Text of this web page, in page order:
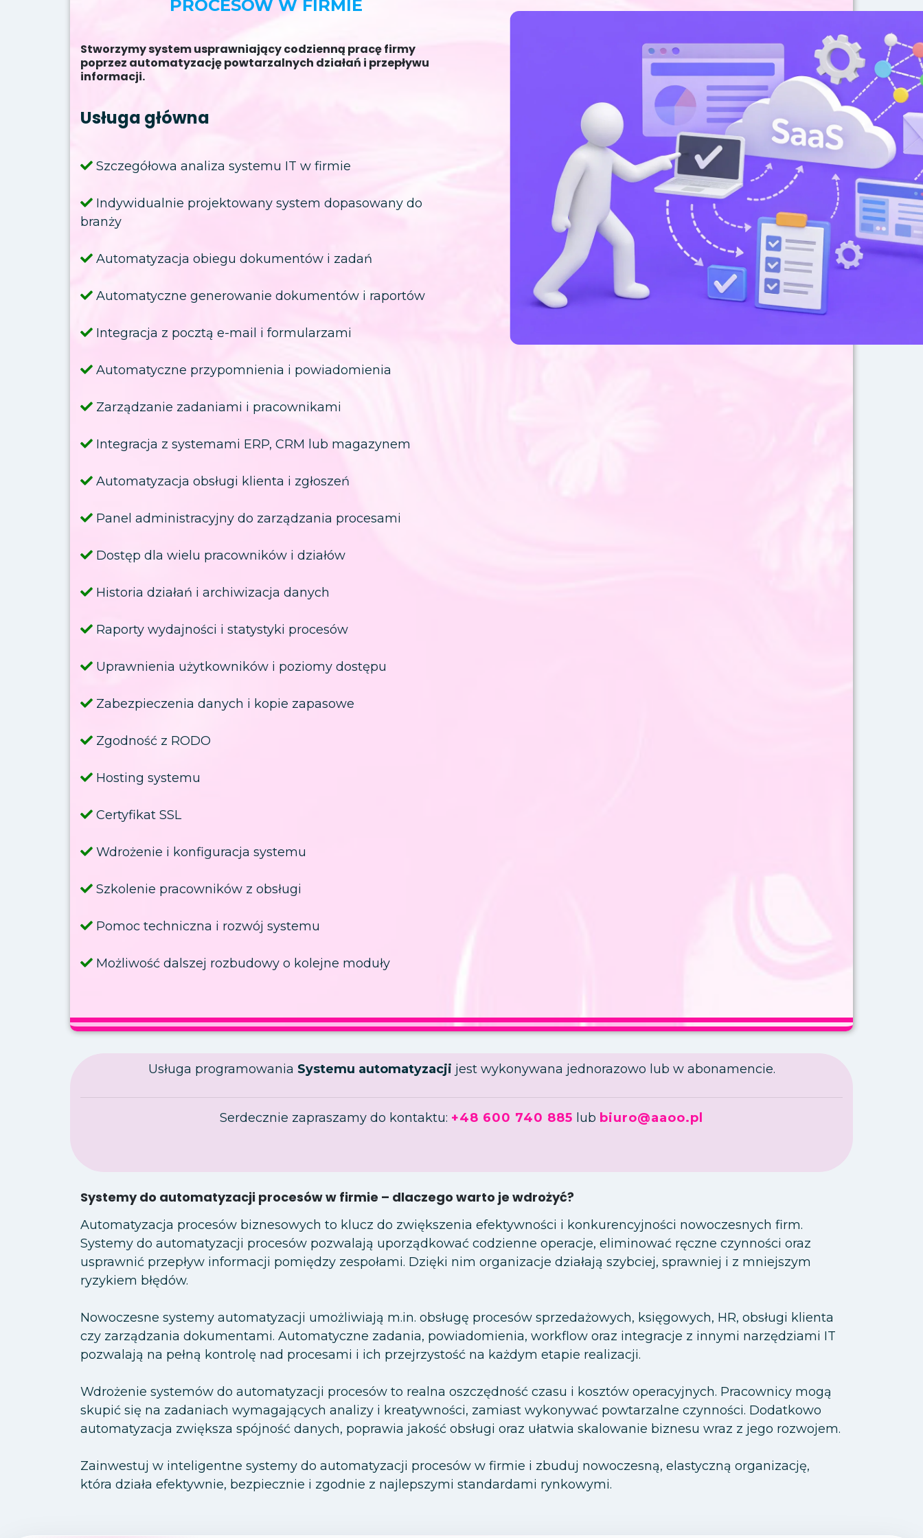
PROCESÓW W FIRMIE
Stworzymy system usprawniający codzienną pracę firmy
poprzez automatyzację powtarzalnych działań i przepływu
informacji.
Usługa główna
Szczegółowa analiza systemu IT w firmie
Indywidualnie projektowany system dopasowany do
branży
Automatyzacja obiegu dokumentów i zadań
Automatyczne generowanie dokumentów i raportów
Integracja z pocztą e-mail i formularzami
Automatyczne przypomnienia i powiadomienia
Zarządzanie zadaniami i pracownikami
Integracja z systemami ERP, CRM lub magazynem
Automatyzacja obsługi klienta i zgłoszeń
Panel administracyjny do zarządzania procesami
Dostęp dla wielu pracowników i działów
Historia działań i archiwizacja danych
Raporty wydajności i statystyki procesów
Uprawnienia użytkowników i poziomy dostępu
Zabezpieczenia danych i kopie zapasowe
Zgodność z RODO
Hosting systemu
Certyfikat SSL
Wdrożenie i konfiguracja systemu
Szkolenie pracowników z obsługi
Pomoc techniczna i rozwój systemu
Możliwość dalszej rozbudowy o kolejne moduły
Usługa programowania Systemu automatyzacji jest wykonywana jednorazowo lub w abonamencie.
Serdecznie zapraszamy do kontaktu: +48 600 740 885 lub biuro@aaoo.pl
Systemy do automatyzacji procesów w firmie – dlaczego warto je wdrożyć?
Automatyzacja procesów biznesowych to klucz do zwiększenia efektywności i konkurencyjności nowoczesnych firm.
Systemy do automatyzacji procesów pozwalają uporządkować codzienne operacje, eliminować ręczne czynności oraz
usprawnić przepływ informacji pomiędzy zespołami. Dzięki nim organizacje działają szybciej, sprawniej i z mniejszym
ryzykiem błędów.
Nowoczesne systemy automatyzacji umożliwiają m.in. obsługę procesów sprzedażowych, księgowych, HR, obsługi klienta
czy zarządzania dokumentami. Automatyczne zadania, powiadomienia, workflow oraz integracje z innymi narzędziami IT
pozwalają na pełną kontrolę nad procesami i ich przejrzystość na każdym etapie realizacji.
Wdrożenie systemów do automatyzacji procesów to realna oszczędność czasu i kosztów operacyjnych. Pracownicy mogą
skupić się na zadaniach wymagających analizy i kreatywności, zamiast wykonywać powtarzalne czynności. Dodatkowo
automatyzacja zwiększa spójność danych, poprawia jakość obsługi oraz ułatwia skalowanie biznesu wraz z jego rozwojem.
Zainwestuj w inteligentne systemy do automatyzacji procesów w firmie i zbuduj nowoczesną, elastyczną organizację,
która działa efektywnie, bezpiecznie i zgodnie z najlepszymi standardami rynkowymi.